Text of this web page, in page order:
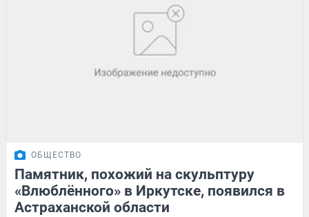
ОБЩЕСТВО
Памятник, похожий на скульптуру
«Влюблённого» в Иркутске, появился в
Астраханской области